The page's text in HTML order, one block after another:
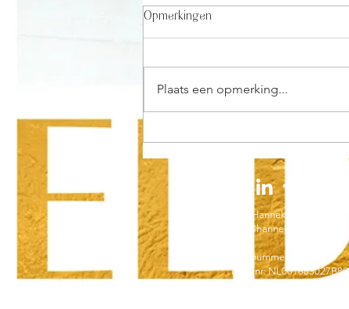
(en waarom mijn business coach
me aankeek alsof ik gek was
Opmerkingen
Plaats een opmerking...
Drs. Hanneke van Onna
info@hannekevanonna.nl
KvK nummer: 72846496
BTW nr: NL001883027B88